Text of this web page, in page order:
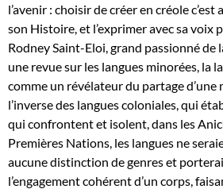
l’avenir : choisir de créer en créole
son Histoire, et l’exprimer avec sa voix
Rodney Saint-Eloi, grand passionné de
une revue sur les langues minorées, la
comme un révélateur du partage d’une
l’inverse des langues coloniales, qui
qui confrontent et isolent, dans les
Premières Nations, les langues ne
aucune distinction de genres et
l’engagement cohérent d’un corps,